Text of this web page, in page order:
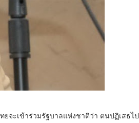
จะเข้าร่วมรัฐบาลแห่งชาติว่า ตนปฏิเสธไป